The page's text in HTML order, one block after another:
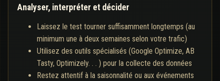
Analyser, interpréter et décider
Laissez le test tourner suffisamment longtemps (au
minimum une à deux semaines selon votre trafic)
Utilisez des outils spécialisés (Google Optimize, AB
Tasty, Optimizely. . . ) pour la collecte des données
Restez attentif à la saisonnalité ou aux événements